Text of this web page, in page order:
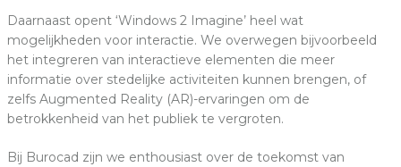
Daarnaast opent ‘Windows 2 Imagine’ heel wat
mogelijkheden voor interactie. We overwegen bijvoorbeeld
het integreren van interactieve elementen die meer
informatie over stedelijke activiteiten kunnen brengen, of
zelfs Augmented Reality (AR)-ervaringen om de
betrokkenheid van het publiek te vergroten.
Bij Burocad zijn we enthousiast over de toekomst van